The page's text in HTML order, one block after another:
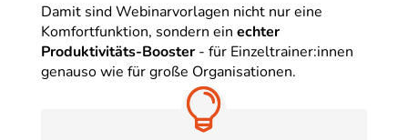
Damit sind Webinarvorlagen nicht nur eine
Komfortfunktion, sondern ein echter
Produktivitäts-Booster- für Einzeltrainer:innen
genauso wie für große Organisationen.